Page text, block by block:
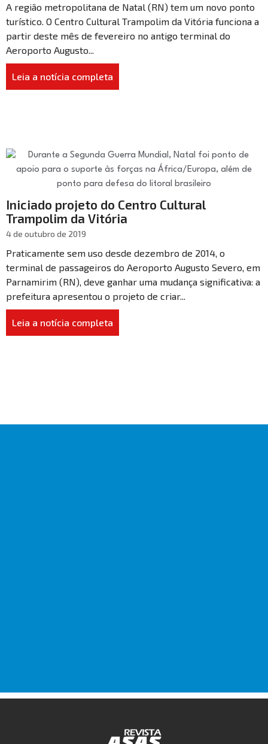
A região metropolitana de Natal (RN) tem um novo ponto
turístico. O Centro Cultural Trampolim da Vitória funciona a
partir deste mês de fevereiro no antigo terminal do
Aeroporto Augusto...
Leia a notícia completa
Iniciado projeto do Centro Cultural
Trampolim da Vitória
4 de outubro de 2019
Praticamente sem uso desde dezembro de 2014, o
terminal de passageiros do Aeroporto Augusto Severo, em
Parnamirim (RN), deve ganhar uma mudança significativa: a
prefeitura apresentou o projeto de criar...
Leia a notícia completa